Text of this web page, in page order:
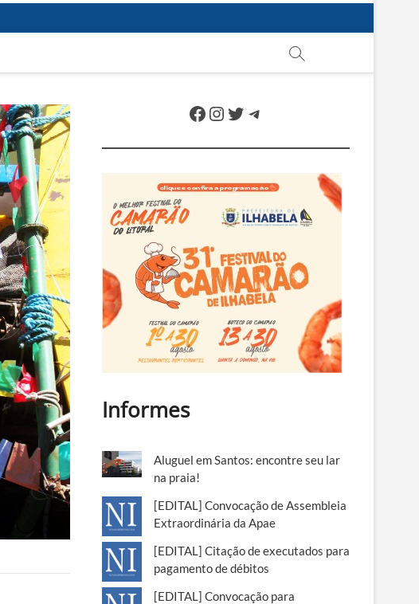
Facebook
Instagram
Twitter
Telegram
Informes
Aluguel em Santos: encontre seu lar
na praia!
[EDITAL] Convocação de Assembleia
Extraordinária da Apae
[EDITAL] Citação de executados para
pagamento de débitos
[EDITAL] Convocação para